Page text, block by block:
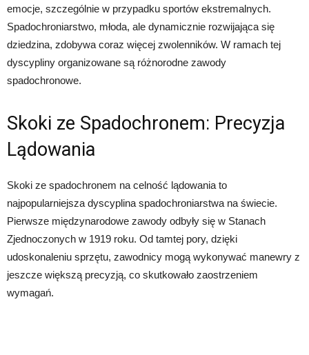
emocje, szczególnie w przypadku sportów ekstremalnych.
Spadochroniarstwo, młoda, ale dynamicznie rozwijająca się
dziedzina, zdobywa coraz więcej zwolenników. W ramach tej
dyscypliny organizowane są różnorodne zawody
spadochronowe.
Skoki ze Spadochronem: Precyzja
Lądowania
Skoki ze spadochronem na celność lądowania to
najpopularniejsza dyscyplina spadochroniarstwa na świecie.
Pierwsze międzynarodowe zawody odbyły się w Stanach
Zjednoczonych w 1919 roku. Od tamtej pory, dzięki
udoskonaleniu sprzętu, zawodnicy mogą wykonywać manewry z
jeszcze większą precyzją, co skutkowało zaostrzeniem
wymagań.